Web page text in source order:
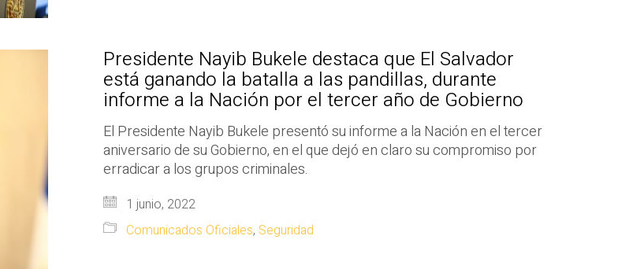
Presidente Nayib Bukele destaca que El Salvador
está ganando la batalla a las pandillas, durante
informe a la Nación por el tercer año de Gobierno
El Presidente Nayib Bukele presentó su informe a la Nación en el tercer
aniversario de su Gobierno, en el que dejó en claro su compromiso por
erradicar a los grupos criminales.
1 junio, 2022
Comunicados Oficiales, Seguridad